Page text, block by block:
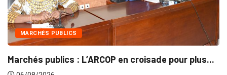
en croisade pour plus...
INTÉGRATION RÉGIONALE
Gestion concertée et